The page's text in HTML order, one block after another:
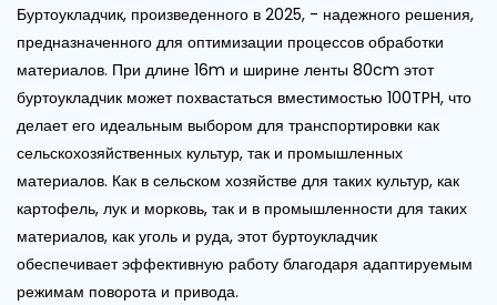
Буртоукладчик, произведенного в 2025, - надежного решения,
предназначенного для оптимизации процессов обработки
материалов. При длине 16m и ширине ленты 80cm этот
буртоукладчик может похвастаться вместимостью 100TPH, что
делает его идеальным выбором для транспортировки как
сельскохозяйственных культур, так и промышленных
материалов. Как в сельском хозяйстве для таких культур, как
картофель, лук и морковь, так и в промышленности для таких
материалов, как уголь и руда, этот буртоукладчик
обеспечивает эффективную работу благодаря адаптируемым
режимам поворота и привода.